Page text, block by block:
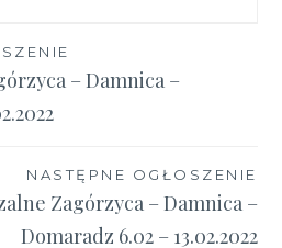
– Damnica –
NASTĘPNE OGŁOSZENIE
Zagórzyca – Damnica –
Domaradz 6.02 – 13.02.2022